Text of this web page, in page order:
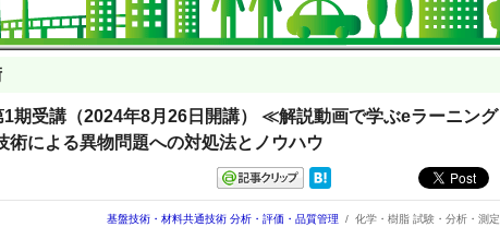
期受講（2024年8月26日開講） ≪解説動画で学ぶeラーニング
による異物問題への対処法とノウハウ
基盤技術・材料共通技術 分析・評価・品質管理 / 化学・樹脂 試験・分析・測定